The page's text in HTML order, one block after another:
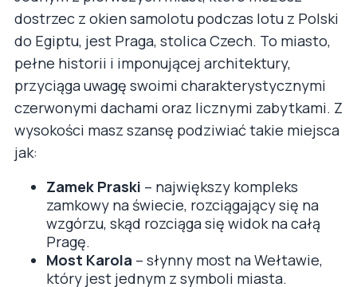
dostrzec z okien samolotu podczas lotu z Polski
do Egiptu, jest Praga, stolica Czech. To miasto,
pełne historii i imponującej architektury,
przyciąga uwagę swoimi charakterystycznymi
czerwonymi dachami oraz licznymi zabytkami. Z
wysokości masz szansę podziwiać takie miejsca
jak:
Zamek Praski – największy kompleks
zamkowy na świecie, rozciągający się na
wzgórzu, skąd rozciąga się widok na całą
Pragę.
Most Karola – słynny most na Wełtawie,
który jest jednym z symboli miasta.